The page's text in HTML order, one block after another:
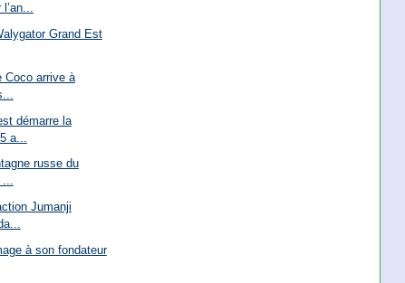
Grand Est
Coco arrive à
démarre la
a...
russe du
...
Jumanji
à son fondateur